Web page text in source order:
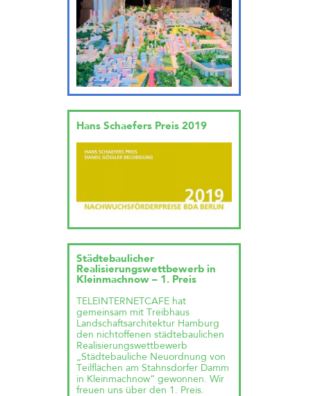
Hans Schaefers Preis 2019
Städtebaulicher
Realisierungswettbewerb in
Kleinmachnow – 1. Preis
TELEINTERNETCAFE hat
gemeinsam mit Treibhaus
Landschaftsarchitektur Hamburg
den nichtoffenen städtebaulichen
Realisierungswettbewerb
„Städtebauliche Neuordnung von
Teilflächen am Stahnsdorfer Damm
in Kleinmachnow“ gewonnen. Wir
freuen uns über den 1. Preis.